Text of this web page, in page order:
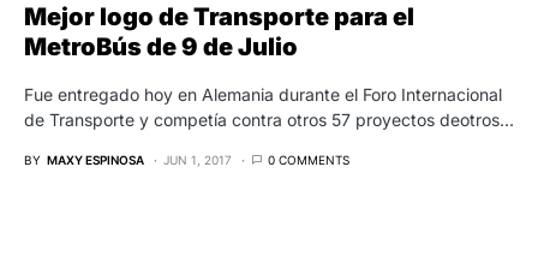
Mejor logo de Transporte para el
MetroBús de 9 de Julio
Fue entregado hoy en Alemania durante el Foro Internacional
de Transporte y competía contra otros 57 proyectos deotros…
BY MAXY ESPINOSA JUN 1, 2017 0 COMMENTS